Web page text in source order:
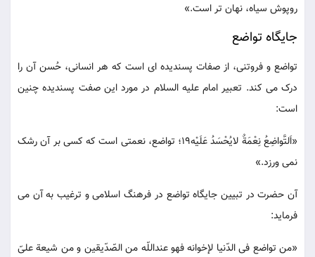
روپوش سیاه، نهان تر است.»
جایگاه تواضع
تواضع و فروتنی، از صفات پسندیده ای است که هر انسانی، حُسن آن را
درک می کند. تعبیر امام علیه السلام در مورد این صفت پسندیده چنین
است:
«اَلتَّواضِعُ نِعْمَةٌ لایُحْسَدُ عَلَیْه19؛ تواضع، نعمتی است که کسی بر آن رشک
نمی ورزد.»
آن حضرت در تبیین جایگاه تواضع در فرهنگ اسلامی و ترغیب به آن می
فرماید:
«من تواضع فی الدّنیا لإخوانه فهو عنداللّه من الصّدّیقین و من شیعة علیّ